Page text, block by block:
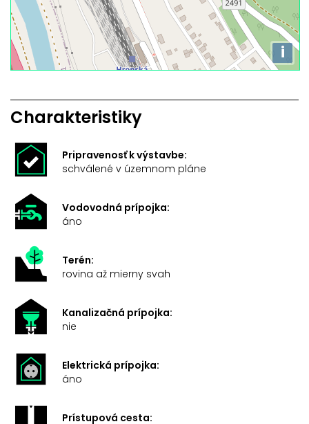
i
Charakteristiky
Pripravenosť k výstavbe:
schválené v územnom pláne
Vodovodná prípojka:
áno
Terén:
rovina až mierny svah
Kanalizačná prípojka:
nie
Elektrická prípojka:
áno
Prístupová cesta: